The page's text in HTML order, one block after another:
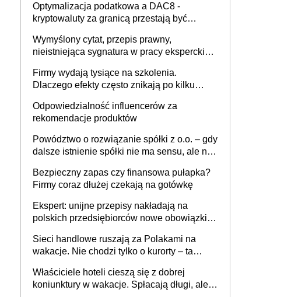
Optymalizacja podatkowa a DAC8 -
kryptowaluty za granicą przestają być
Wymyślony cytat, przepis prawny,
nieistniejąca sygnatura w pracy eksperckiej -
firmie
Firmy wydają tysiące na szkolenia.
Dlaczego efekty często znikają po kilku
Odpowiedzialność influencerów za
rekomendacje produktów
Powództwo o rozwiązanie spółki z o.o. – gdy
dalsze istnienie spółki nie ma sensu, ale nie
Bezpieczny zapas czy finansowa pułapka?
Firmy coraz dłużej czekają na gotówkę
Ekspert: unijne przepisy nakładają na
polskich przedsiębiorców nowe obowiązki w
Sieci handlowe ruszają za Polakami na
wakacje. Nie chodzi tylko o kurorty – ta
tam, gdzie wielu spędzi urlop po cichu
Właściciele hoteli cieszą się z dobrej
koniunktury w wakacje. Spłacają długi, ale